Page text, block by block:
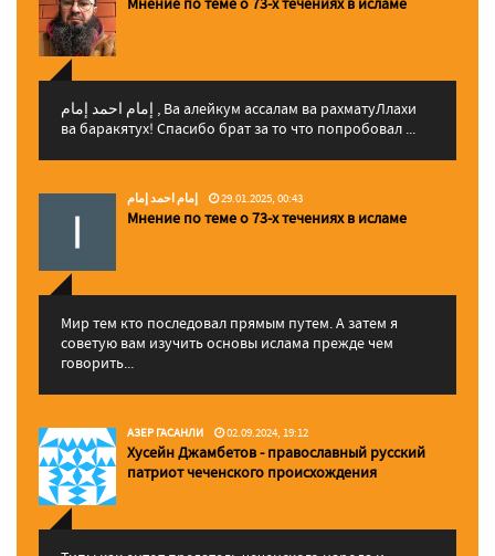
إمام احمد إمام , Ва алейкум ассалам ва рахматуЛлахи
ва баракятух! Спасибо брат за то что попробовал ...
إمام احمد إمام 29.01.2025, 00:43
Мнение по теме о 73-х течениях в исламе
Мир тем кто последовал прямым путем. А затем я
советую вам изучить основы ислама прежде чем
говорить...
АЗЕР ГАСАНЛИ 02.09.2024, 19:12
Хусейн Джамбетов - православный русский
патриот чеченского происхождения